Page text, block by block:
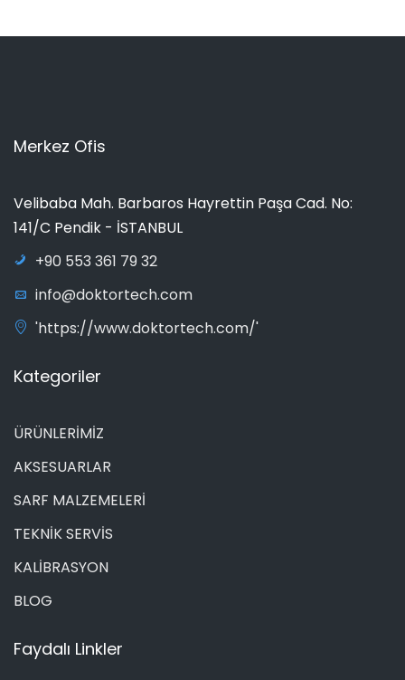
Merkez Ofis
Velibaba Mah. Barbaros Hayrettin Paşa Cad. No:
141/C Pendik - İSTANBUL
+90 553 361 79 32
info@doktortech.com
'https://www.doktortech.com/'
Kategoriler
ÜRÜNLERİMİZ
AKSESUARLAR
SARF MALZEMELERİ
TEKNİK SERVİS
KALİBRASYON
BLOG
Faydalı Linkler